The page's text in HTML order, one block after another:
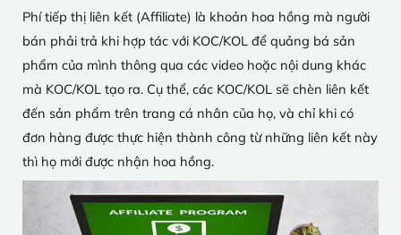
Phí tiếp thị liên kết (Affiliate) là khoản hoa hồng mà người
bán phải trả khi hợp tác với KOC/KOL để quảng bá sản
phẩm của mình thông qua các video hoặc nội dung khác
mà KOC/KOL tạo ra. Cụ thể, các KOC/KOL sẽ chèn liên kết
đến sản phẩm trên trang cá nhân của họ, và chỉ khi có
đơn hàng được thực hiện thành công từ những liên kết này
thì họ mới được nhận hoa hồng.